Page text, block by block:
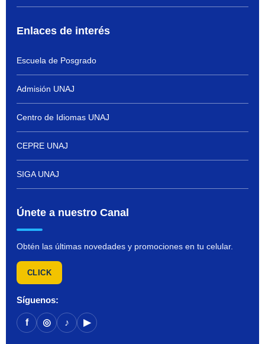
Enlaces de interés
Escuela de Posgrado
Admisión UNAJ
Centro de Idiomas UNAJ
CEPRE UNAJ
SIGA UNAJ
Únete a nuestro Canal
Obtén las últimas novedades y promociones en tu celular.
CLICK
Síguenos:
f ◎ ♪ ▶